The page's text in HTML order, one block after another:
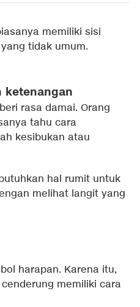
memiliki sisi
tidak umum.
ketenangan
rasa damai. Orang
tahu cara
kesibukan atau
hal rumit untuk
melihat langit yang
harapan. Karena itu,
memiliki cara